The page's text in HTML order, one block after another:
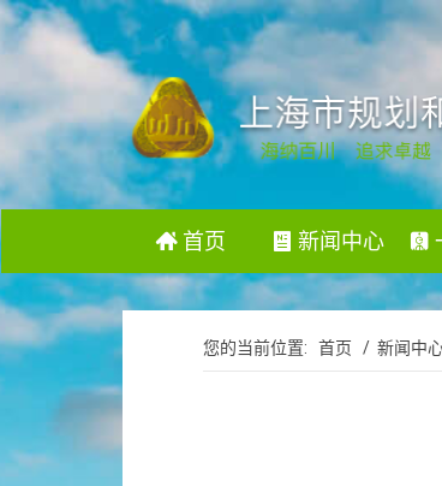
首页 新闻中心
您的当前位置:首页 / 新闻中